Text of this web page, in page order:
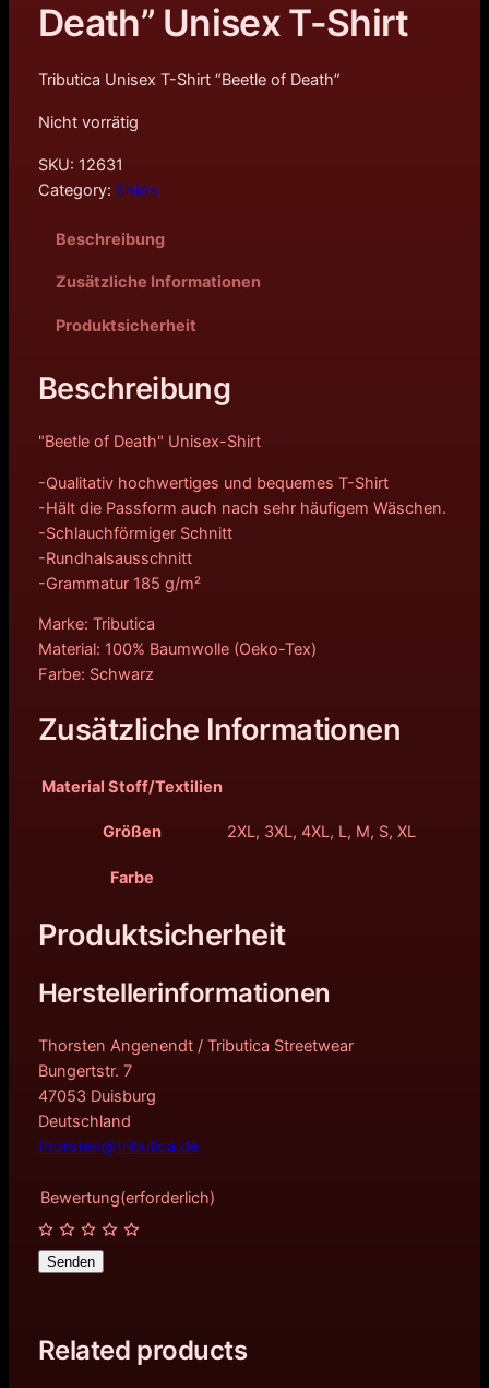
Death” Unisex T-Shirt
Tributica Unisex T-Shirt “Beetle of Death”
Nicht vorrätig
SKU: 12631
Category: Shirts
Beschreibung
Zusätzliche Informationen
Produktsicherheit
Beschreibung
"Beetle of Death" Unisex-Shirt
-Qualitativ hochwertiges und bequemes T-Shirt
-Hält die Passform auch nach sehr häufigem Wäschen.
-Schlauchförmiger Schnitt
-Rundhalsausschnitt
-Grammatur 185 g/m²
Marke: Tributica
Material: 100% Baumwolle (Oeko-Tex)
Farbe: Schwarz
Zusätzliche Informationen
Material Stoff/Textilien
Größen 2XL, 3XL, 4XL, L, M, S, XL
Farbe
Produktsicherheit
Herstellerinformationen
Thorsten Angenendt / Tributica Streetwear
Bungertstr. 7
47053 Duisburg
Deutschland
thorsten@tributica.de
Bewertung(erforderlich)
Senden
Related products